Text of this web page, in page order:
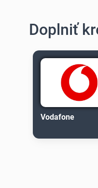
Doplniť
Vodafone